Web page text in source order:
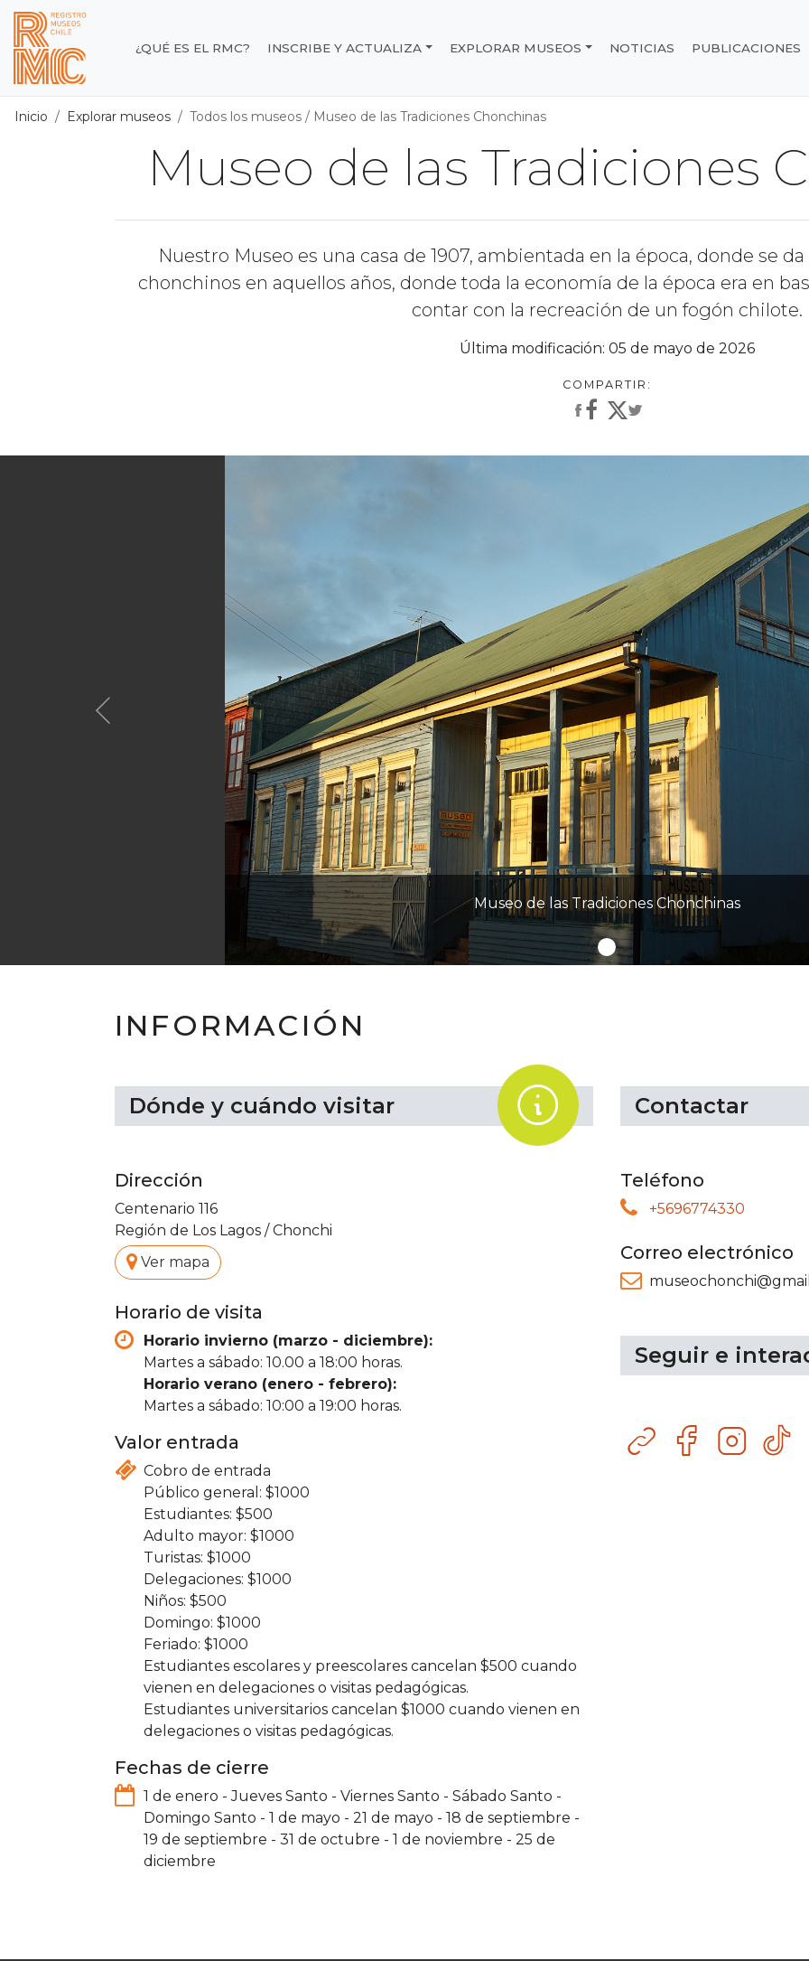
Contenido principal
Registro de Museos de Chile
¿QUÉ ES EL RMC? INSCRIBE Y ACTUALIZA EXPLORAR MUSEOS NOTICIAS PUBLICACIONES
Inicio Explorar museos Todos los museos / Museo de las Tradiciones Chonchinas
Museo de las Tradiciones
Nuestro Museo es una casa de 1907, ambientada en la época, donde se
chonchinos en aquellos años, donde toda la economía de la época era en
contar con la recreación de un fogón chilote.
Última modificación: 05 de mayo de 2026
Museo de las Tradiciones Chonchinas
Anterior
INFORMACIÓN
Dónde y cuándo visitar .
Dirección
Centenario 116
Región de Los Lagos /Chonchi
. Ver mapa
Horario de visita
Horario invierno (marzo - diciembre):
Martes a sábado: 10.00 a 18:00 horas.
Horario verano (enero - febrero):
Martes a sábado: 10:00 a 19:00 horas.
Valor entrada
Cobro de entrada
1000
500
1000
1000
1000
500
1000
1000
Estudiantes escolares y preescolares cancelan $500 cuando
vienen en delegaciones o visitas pedagógicas.
Estudiantes universitarios cancelan $1000 cuando vienen en
delegaciones o visitas pedagógicas.
Fechas de cierre
1 de enero -Jueves Santo - Viernes Santo - Sábado Santo -
Domingo Santo - 1 de mayo - 21 de mayo - 18 de septiembre -
19 de septiembre - 31 de octubre - 1 de noviembre - 25 de
diciembre
Contactar
Teléfono
+5696774330
Correo electrónico
Seguir e